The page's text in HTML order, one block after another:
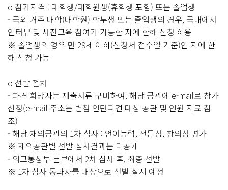
o 참가자격 : 대학생/대학원생(휴학생 포함) 또는 졸업생
- 국외 거주 대학(대학원) 학부생 또는 졸업생의 경우, 국내에서
인터뷰 및 사전교육 참여가 가능한 자에 한해 신청 허용
※ 졸업생의 경우 만 29세 이하(신청서 접수일 기준)인 자에 한
해 신청 가능
o 선발 절차
- 파견 희망자는 제출서류 구비하여, 해당 공관에 e-mail로 참가
신청(e-mail 주소는 별첨 인턴파견 대상 공관 및 인원 자료 참
조)
- 해당 재외공관의 1차 심사 : 언어능력, 전문성, 창의성 평가
※ 재외공관별 선발 심사결과는 미공개
- 외교통상부 본부에서 2차 심사 후, 최종 선발
※ 1차 심사 통과자를 대상으로 선발 실시 예정